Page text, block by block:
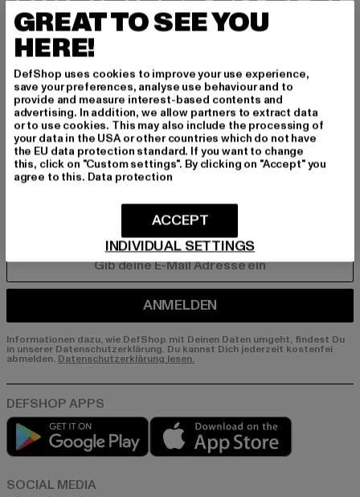
BEN!
Melde dich hier für unseren Newsletter an und
erhalte künftig Informationen über aktuelle Tre
nds, Angebote und Gutscheine von DefShop p
er E-Mail!
An welchen Produkten bist du interessiert?
ANMELDEN
Informationen dazu, wie DefShop mit Deinen Daten umgeht, findest Du
in unserer Datenschutzerklärung. Du kannst Dich jederzeit kostenfei
abmelden. Datenschutzerklärung lesen.
Play market
GREAT TO SEE YOU
HERE!
DefShop uses cookies to improve your use experience,
save your preferences, analyse use behaviour and to
provide and measure interest-based contents and
advertising. In addition, we allow partners to extract data
or to use cookies. This may also include the processing of
your data in the USA or other countries which do not have
the EU data protection standard. If you want to change
this, click on "Custom settings". By clicking on "Accept" you
agree to this. Data protection
INDIVIDUAL SETTINGS
ACCEPT